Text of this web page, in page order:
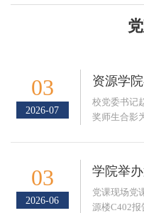
03
2026-07
校党委书记
奖师生合影
活动。我院
的三次接力
红色脉络，
03
2026-06
党课现场党
源楼C402报